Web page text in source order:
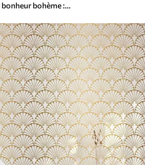
Peintures murales Le bonheur bohème : un paysage serein de montagnes, d'arbres et de soleil